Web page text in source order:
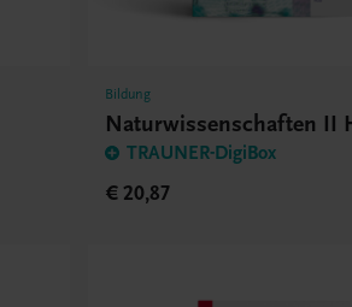
Bildung
Naturwissenschaften II
TRAUNER-DigiBox
€ 20,87